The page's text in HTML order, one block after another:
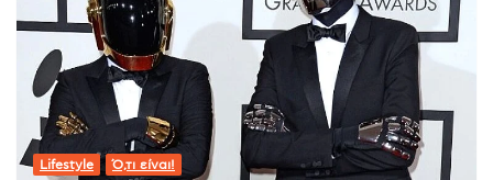
Lifestyle Ό,τι είναι!